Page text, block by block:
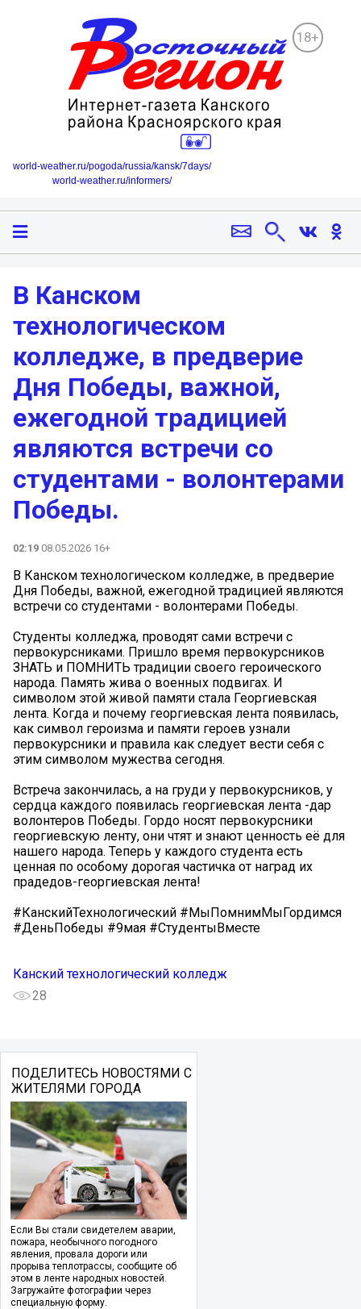
18+
world-weather.ru/pogoda/russia/kansk/7days/
world-weather.ru/informers/
В Канском
технологическом
колледже, в предверие
Дня Победы, важной,
ежегодной традицией
являются встречи со
студентами - волонтерами
Победы.
02:19 08.05.2026 16+
В Канском технологическом колледже, в предверие
Дня Победы, важной, ежегодной традицией являются
встречи со студентами - волонтерами Победы.
Студенты колледжа, проводят сами встречи с
первокурсниками. Пришло время первокурсников
ЗНАТЬ и ПОМНИТЬ традиции своего героического
народа. Память жива о военных подвигах. И
символом этой живой памяти стала Георгиевская
лента. Когда и почему георгиевская лента появилась,
как символ героизма и памяти героев узнали
первокурсники и правила как следует вести себя с
этим символом мужества сегодня.
Встреча закончилась, а на груди у первокурсников, у
сердца каждого появилась георгиевская лента -дар
волонтеров Победы. Гордо носят первокурсники
георгиевскую ленту, они чтят и знают ценность её для
нашего народа. Теперь у каждого студента есть
ценная по особому дорогая частичка от наград их
прадедов-георгиевская лента!
#КанскийТехнологический #МыПомнимМыГордимся
#ДеньПобеды #9мая #СтудентыВместе
Канский технологический колледж
28
ПОДЕЛИТЕСЬ НОВОСТЯМИ С
ЖИТЕЛЯМИ ГОРОДА
Если Вы стали свидетелем аварии,
пожара, необычного погодного
явления, провала дороги или
прорыва теплотрассы, сообщите об
этом в ленте народных новостей.
Загружайте фотографии через
специальную форму.